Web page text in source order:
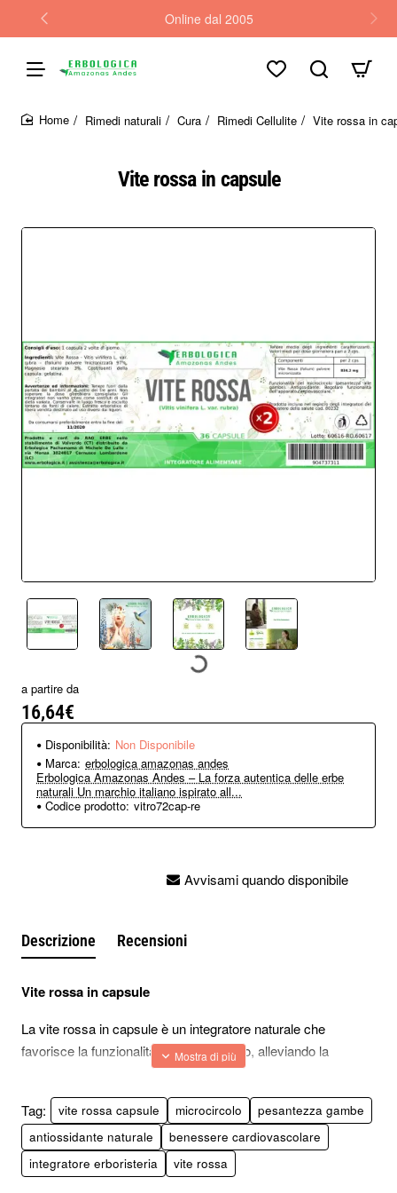
Online dal 2005
Vite rossa in capsule
Rimedi naturali Cura Rimedi Cellulite Vite rossa in
Non Disponibile
a partire da
16,64€
Disponibilità: Non Disponibile
Marca: erbologica amazonas andes
Erbologica Amazonas Andes – La forza autentica delle erbe
naturali Un marchio italiano ispirato all...
Codice prodotto: vitro72cap-re
Avvisami quando disponibile
Descrizione Recensioni
Vite rossa in capsule
La vite rossa in capsule è un integratore naturale che
favorisce la funzionalità del microcircolo, alleviando la
sensazione di pesantezza alle gambe.
Grazie alle sue proprietà antiossidanti, aiuta a contrastare i
radicali liberi e a proteggere le cellule dallo stress ossidativo.
Inoltre, regola le funzionalità dell'apparato cardiovascolare,
Tag: vite rossa capsule microcircolo
pesantezza gambe
antiossidante naturale
benessere cardiovascolare
integratore erboristeria
vite rossa